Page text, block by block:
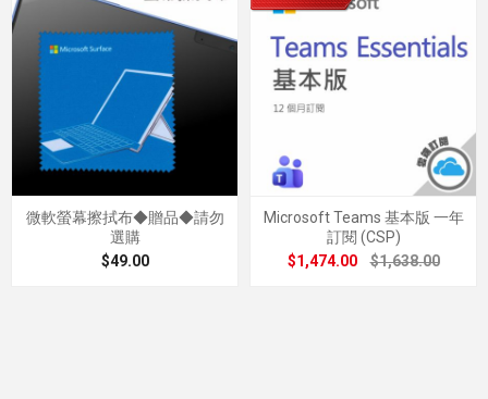
微軟螢幕擦拭布◆贈品◆請勿
選購
$49.00
Microsoft Teams 基本版 一年
訂閱 (CSP)
$1,474.00
$1,638.00